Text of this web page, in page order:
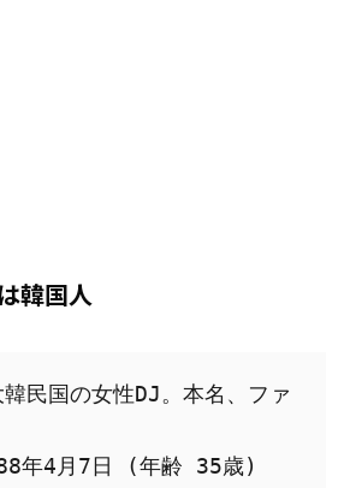
韓国人
民国の女性DJ。本名、ファ
年4月7日 (年齢 35歳)